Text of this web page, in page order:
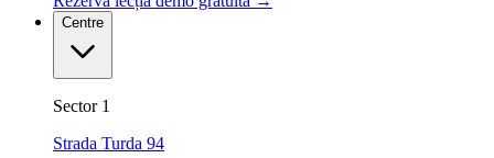
Centre
Sector 1
Strada Turda 94